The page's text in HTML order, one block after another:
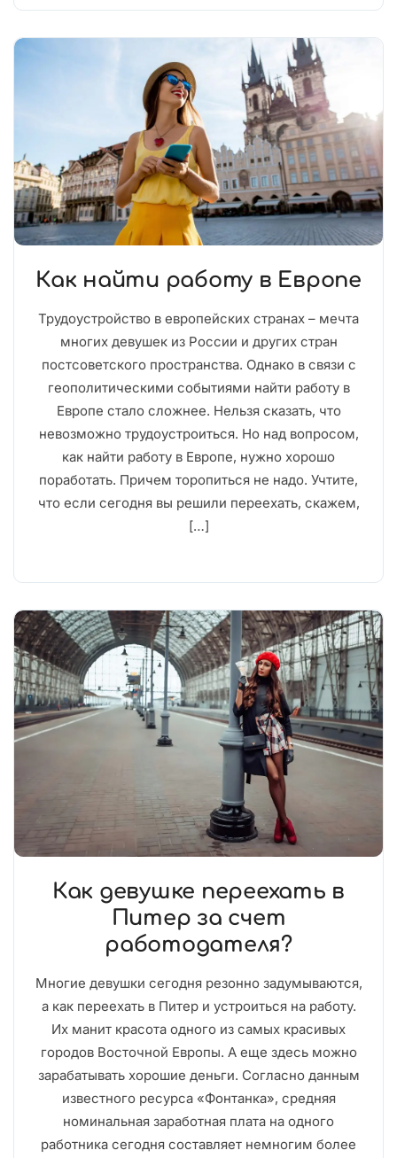
Как найти работу в Европе
Трудоустройство в европейских странах – мечта
многих девушек из России и других стран
постсоветского пространства. Однако в связи с
геополитическими событиями найти работу в
Европе стало сложнее. Нельзя сказать, что
невозможно трудоустроиться. Но над вопросом,
как найти работу в Европе, нужно хорошо
поработать. Причем торопиться не надо. Учтите,
что если сегодня вы решили переехать, скажем,
[…]
Как девушке переехать в
Питер за счет
работодателя?
Многие девушки сегодня резонно задумываются,
а как переехать в Питер и устроиться на работу.
Их манит красота одного из самых красивых
городов Восточной Европы. А еще здесь можно
зарабатывать хорошие деньги. Согласно данным
известного ресурса «Фонтанка», средняя
номинальная заработная плата на одного
работника сегодня составляет немногим более